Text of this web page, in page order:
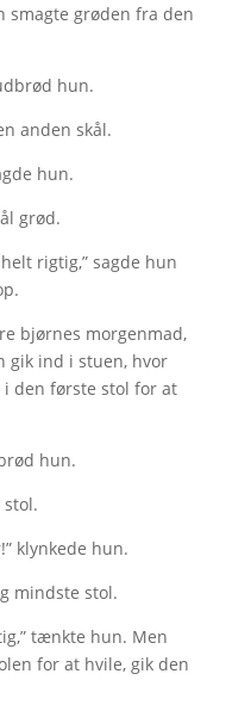
smagte grøden fra den
hun.
anden skål.
hun.
grød.
rigtig,” sagde hun
bjørnes morgenmad,
ind i stuen, hvor
i den første stol for at
hun.
klynkede hun.
mindste stol.
tænkte hun. Men
for at hvile, gik den